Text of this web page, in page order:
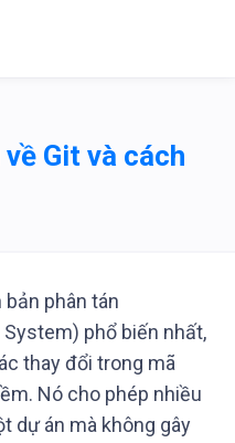
Git và cách
bản phân tán
phổ biến nhất,
thay đổi trong mã
Nó cho phép nhiều
dự án mà không gây